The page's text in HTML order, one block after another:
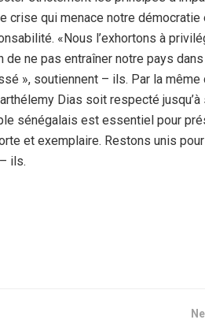
crise qui menace notre
«Nous l’exhortons à
de ne pas entraîner notre pays
», soutiennent – ils. Par la
Dias soit respecté
sénégalais est essentiel pour
et exemplaire. Restons unis
ils.